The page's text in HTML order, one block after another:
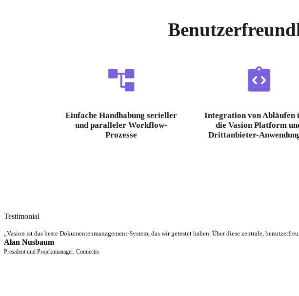
Einfache Handhabung serieller
und paralleler Workflow-
Prozesse
Integration von Abläufen
die Vasion Platform
Drittanbieter-
Testimonial
Vasion ist das beste Dokumentenmanagement-System, das wir getestet haben. Über diese zentrale,
Alan Nusbaum
President und Projektmanager, Connectis